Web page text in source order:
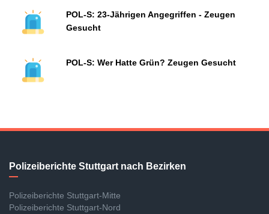
POL-S: 23-Jährigen Angegriffen - Zeugen
Gesucht
POL-S: Wer Hatte Grün? Zeugen Gesucht
Polizeiberichte Stuttgart nach Bezirken
Polizeiberichte Stuttgart-Mitte
Polizeiberichte Stuttgart-Nord